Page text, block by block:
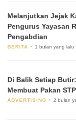
Melanjutkan Jejak
Pengurus Yayasan
Pengabdian
BERITA 1 bulan yang lalu
Di Balik Setiap
Membuat Pakan
ADVERTISING 2 bulan